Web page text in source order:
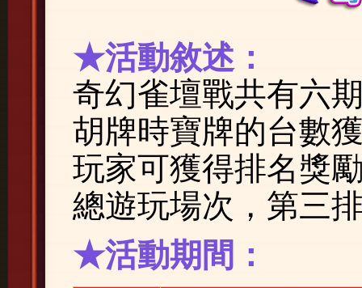
★活動敘述：
奇幻雀壇戰共有六
胡牌時寶牌的台數
玩家可獲得排名獎
總遊玩場次，第三
★活動期間：